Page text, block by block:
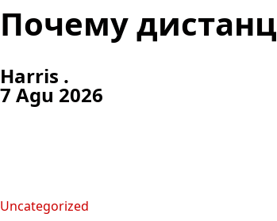
Почему
Harris .
7 Agu 2026
Uncategorized